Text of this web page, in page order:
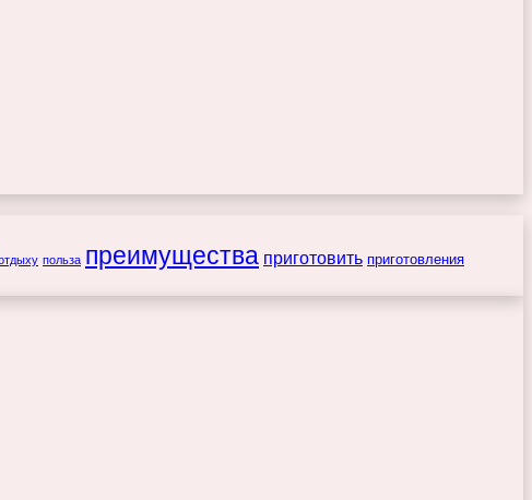
польза преимущества приготовить приготовления